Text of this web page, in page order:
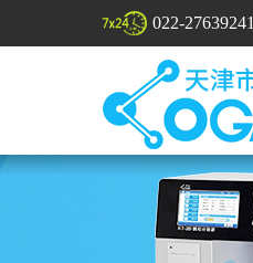
022-27639241